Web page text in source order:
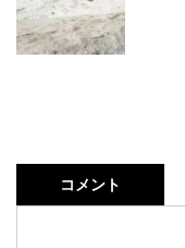
コメント